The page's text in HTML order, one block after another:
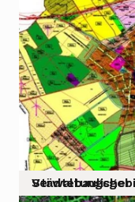
Städtebaulicher